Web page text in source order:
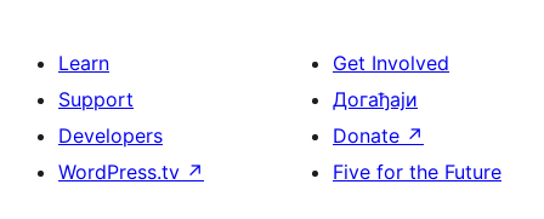
Learn
Support
Developers
WordPress.tv ↗
Get Involved
Догађаји
Donate ↗
Five for the Future